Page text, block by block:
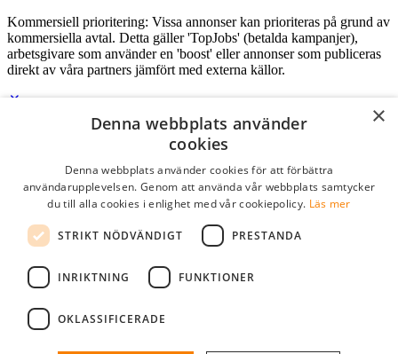
Kommersiell prioritering: Vissa annonser kan prioriteras på grund av
kommersiella avtal. Detta gäller 'TopJobs' (betalda kampanjer),
arbetsgivare som använder en 'boost' eller annonser som publiceras
direkt av våra partners jämfört med externa källor.
Logga in som företag
Lösenord
kom ihåg mig
logga in
Kostnadsfri företagsprofil
×
Denna webbplats använder
cookies
Denna webbplats använder cookies för att förbättra
användarupplevelsen. Genom att använda vår webbplats samtycker
du till alla cookies i enlighet med vår cookiepolicy. Läs mer
STRIKT NÖDVÄNDIGT PRESTANDA
INRIKTNING FUNKTIONER
OKLASSIFICERADE